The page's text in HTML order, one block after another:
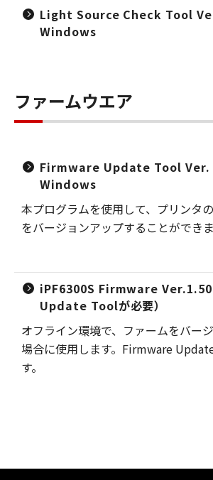
Light Source Check Tool
Windows
ファームウエア
Firmware Update Tool
Windows
本プログラムを使用して、プリンタ
をバージョンアップすることができま
iPF6300S Firmware
Update Toolが必要）
オフライン環境で、ファームをバー
場合に使用します。Firmware
す。